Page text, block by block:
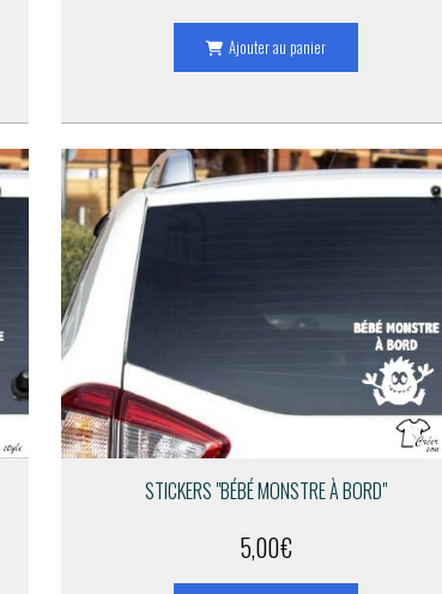
Ajouter au panier
STICKERS "BÉBÉ MONSTRE À BORD"
5,00€